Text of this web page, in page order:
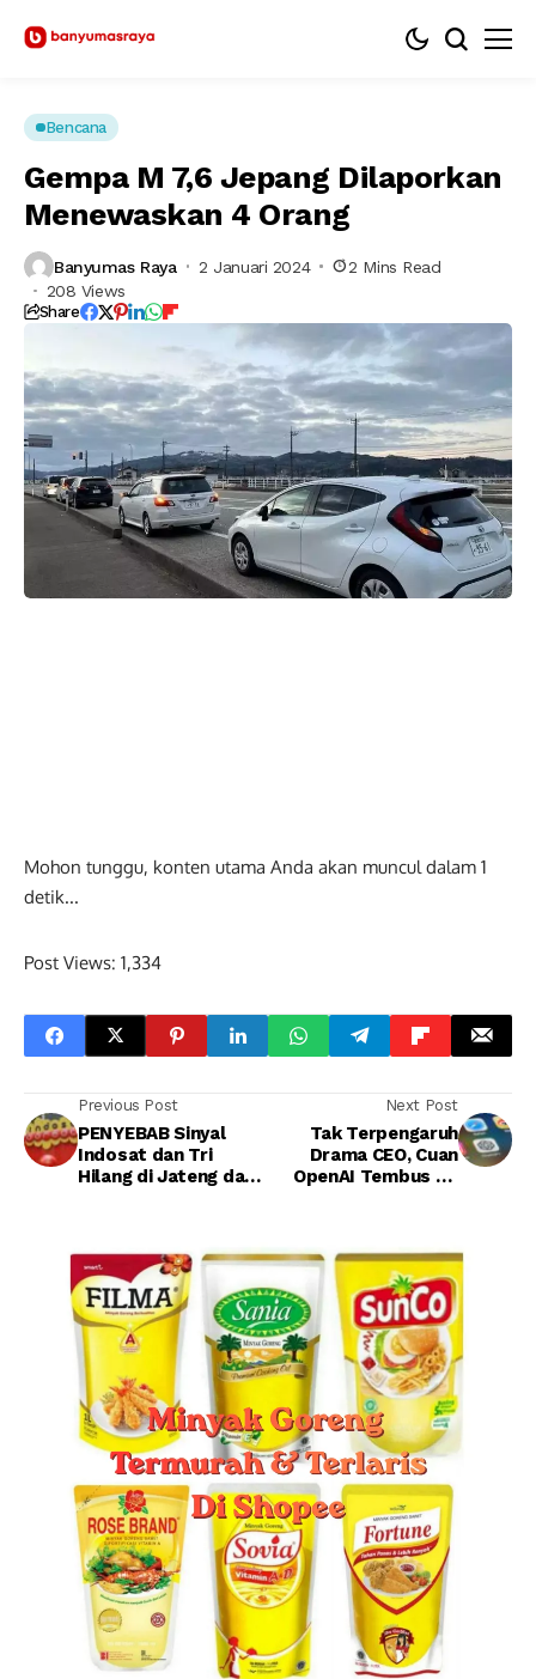
Bencana
Gempa M 7,6 Jepang Dilaporkan
Menewaskan 4 Orang
Banyumas Raya 2 Januari 2024
2 Mins Read
208 Views
Share
Mohon tunggu, konten utama Anda akan muncul dalam 0
detik...
Post Views: 1,334
Previous Post
PENYEBAB Sinyal
Indosat dan Tri
Hilang di Jateng dan
Next Post
Tak Terpengaruh
Drama CEO, Cuan
OpenAI Tembus Rp